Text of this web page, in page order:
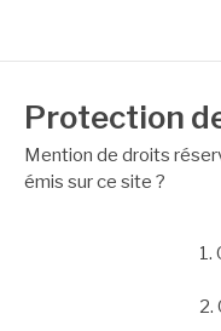
Protection
Mention de droits
émis sur ce site ?
1.
2.